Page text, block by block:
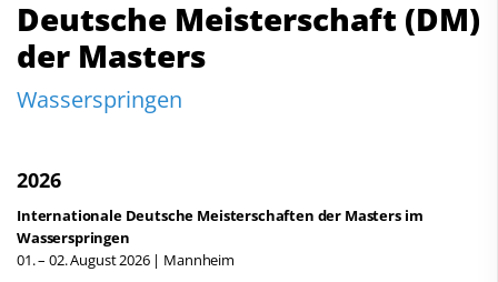
Deutsche Meisterschaft (DM)
der Masters
Wasserspringen
2026
Internationale Deutsche Meisterschaften der Masters im
Wasserspringen
01. – 02. August 2026 | Mannheim
Schwimmen
Freiwasserschwimmen
Wasserball
Synchronschwimmen
Quicklinks
Lizenzwesen
Anti-Doping
Recht auf sicheren Schwimmsport
Abteilungen